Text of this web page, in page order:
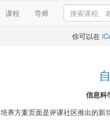
课程 导师
你可以在
信息科
培养方案页面是评课社区推出的新